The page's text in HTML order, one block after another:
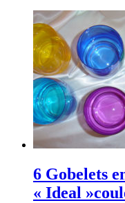
6 Gobelets
« Ideal